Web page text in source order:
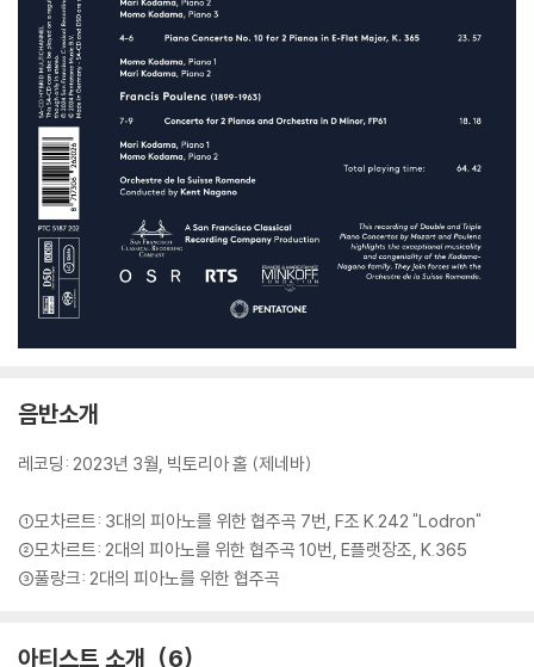
음반소개
레코딩: 2023년 3월, 빅토리아 홀 (제네바)
①모차르트: 3대의 피아노를 위한 협주곡 7번, F조 K.242 "Lodron"
②모차르트: 2대의 피아노를 위한 협주곡 10번, E플랫장조, K.365
③풀랑크: 2대의 피아노를 위한 협주곡
아티스트 소개 6